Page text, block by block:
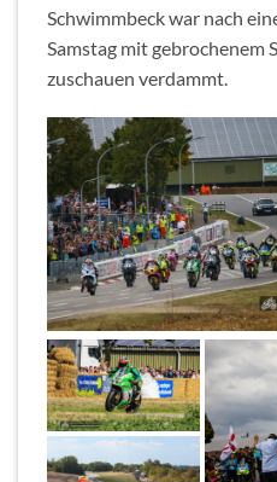
Schwimmbeck war nach
Samstag mit gebrochenem
zuschauen verdammt.